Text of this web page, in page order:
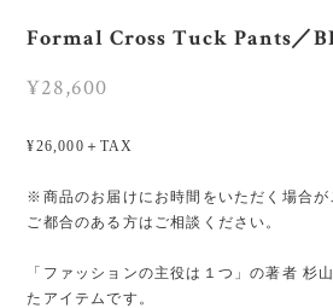
Formal Cross Tuck Pants／
¥28,600
¥26,000＋TAX
※商品のお届けにお時間をいただく場合が
ご都合のある方はご相談ください。
「ファッションの主役は１つ」の著者 杉
たアイテムです。